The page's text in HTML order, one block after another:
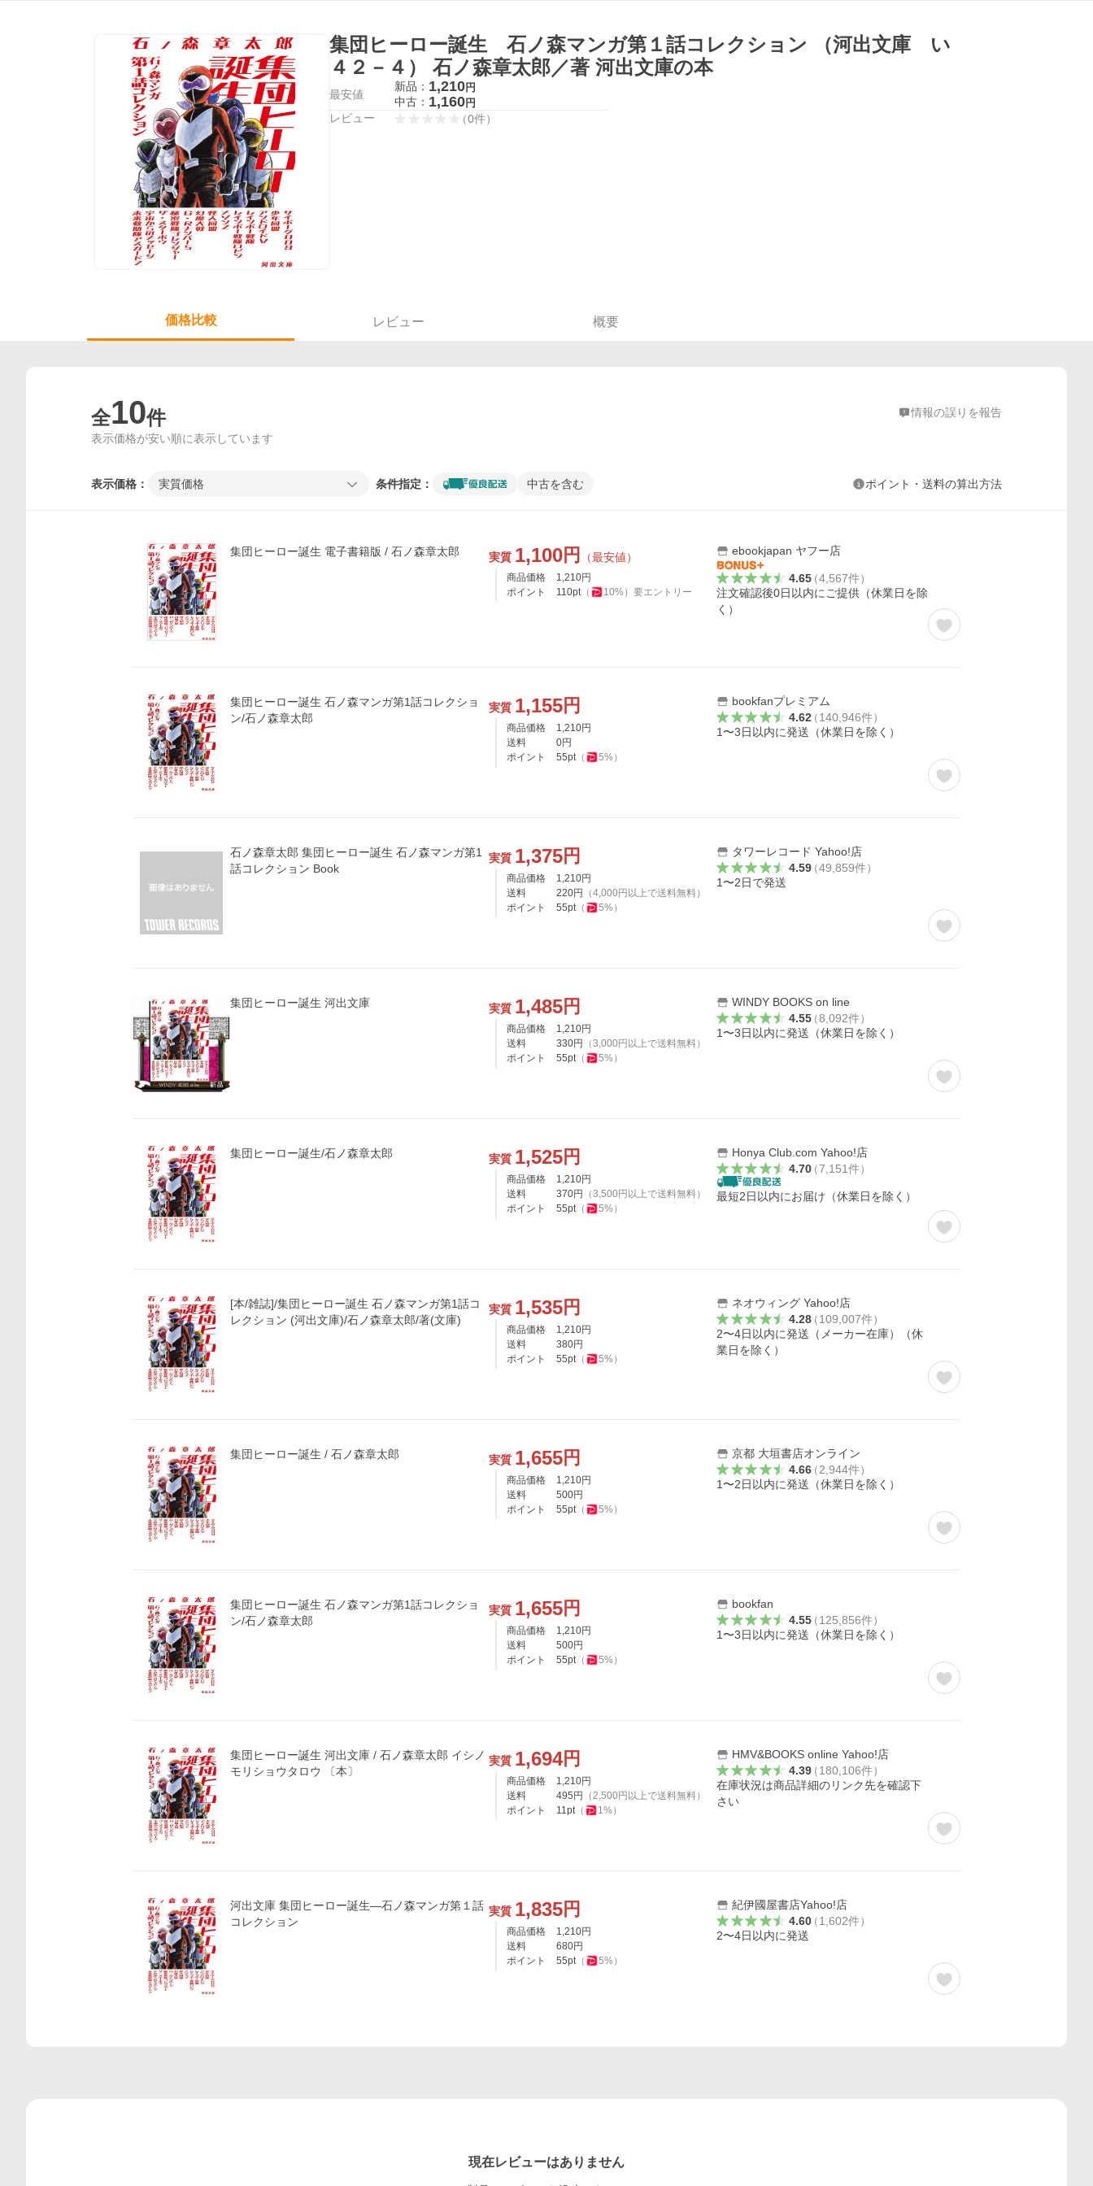
集団ヒーロー誕生 石ノ森マンガ第１話コレクション （河出文庫 い
４２－４） 石ノ森章太郎／著 河出文庫の本
最安値
新品： 1,210円
中古： 1,160円
レビュー （0件）
価格比較 レビュー 概要
全10件 情報の誤りを報告
表示価格が安い順に表示しています
表示価格： 実質価格 条件指定： 中古を含む ポイント・送料の算出方法
集団ヒーロー誕生 電子書籍版 / 石ノ森章太郎 実質 1,100円 （最安値）
商品価格 1,210円
ポイント
110pt（ 10%） 要エントリー
ebookjapan ヤフー店
4.65（4,567件）
注文確認後0日以内にご提供（休業日を除
く）
集団ヒーロー誕生 石ノ森マンガ第1話コレクショ
ン/石ノ森章太郎
実質 1,155円
商品価格 1,210円
送料
0円
ポイント
55pt（ 5%）
bookfanプレミアム
4.62（140,946件）
1〜3日以内に発送（休業日を除く）
石ノ森章太郎 集団ヒーロー誕生 石ノ森マンガ第1
話コレクション Book
実質 1,375円
商品価格 1,210円
送料
220円 （4,000 円以上で送料無料）
ポイント
55pt（ 5%）
タワーレコード Yahoo!店
4.59（49,859件）
1〜2日で発送
集団ヒーロー誕生 河出文庫 実質 1,485円
商品価格 1,210円
送料
330円 （3,000 円以上で送料無料）
ポイント
55pt（ 5%）
WINDY BOOKS on line
4.55（8,092件）
1〜3日以内に発送（休業日を除く）
集団ヒーロー誕生/石ノ森章太郎 実質 1,525円
商品価格 1,210円
送料
370円 （3,500 円以上で送料無料）
ポイント
55pt（ 5%）
Honya Club.com Yahoo!店
4.70（7,151件）
最短2日以内にお届け（休業日を除く）
[本/雑誌]/集団ヒーロー誕生 石ノ森マンガ第1話コ
レクション (河出文庫)/石ノ森章太郎/著(文庫)
実質 1,535円
商品価格 1,210円
送料
380円
ポイント
55pt（ 5%）
ネオウィング Yahoo!店
4.28（109,007件）
2〜4日以内に発送（メーカー在庫）（休
業日を除く）
集団ヒーロー誕生 / 石ノ森章太郎 実質 1,655円
商品価格 1,210円
送料
500円
ポイント
55pt（ 5%）
京都 大垣書店オンライン
4.66（2,944件）
1〜2日以内に発送（休業日を除く）
集団ヒーロー誕生 石ノ森マンガ第1話コレクショ
ン/石ノ森章太郎
実質 1,655円
商品価格 1,210円
送料
500円
ポイント
55pt（ 5%）
bookfan
4.55（125,856件）
1〜3日以内に発送（休業日を除く）
集団ヒーロー誕生 河出文庫 / 石ノ森章太郎 イシノ
モリショウタロウ 〔本〕
実質 1,694円
商品価格 1,210円
送料
495 円 （2,500 円以上で送料無料）
ポイント
11pt（ 1%）
HMV&BOOKS online Yahoo!店
4.39（180,106件）
在庫状況は商品詳細のリンク先を確認下
さい
河出文庫 集団ヒーロー誕生―石ノ森マンガ第１話
コレクション
実質 1,835円
商品価格 1,210円
送料
680円
ポイント
55pt（ 5%）
紀伊國屋書店Yahoo!店
4.60（1,602件）
2〜4日以内に発送
現在レビューはありません